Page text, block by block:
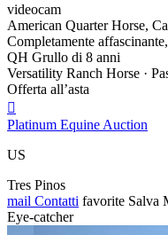
videocam
American Quarter Horse,
Completamente
QH Grullo di 8 anni
Versatility Ranch Horse ·
Offerta all’asta

Platinum Equine Auction
US
Tres Pinos
mail Contatti favorite Salva
Eye-catcher